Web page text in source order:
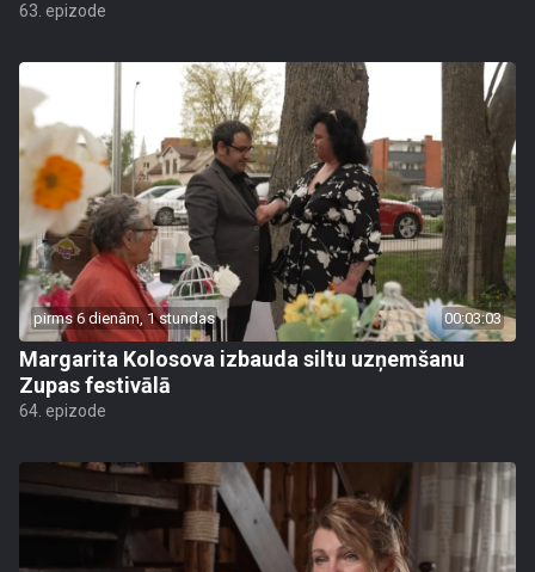
63. epizode
pirms 6 dienām, 1 stundas 00:03:03
Margarita Kolosova izbauda siltu uzņemšanu
Zupas festivālā
64. epizode